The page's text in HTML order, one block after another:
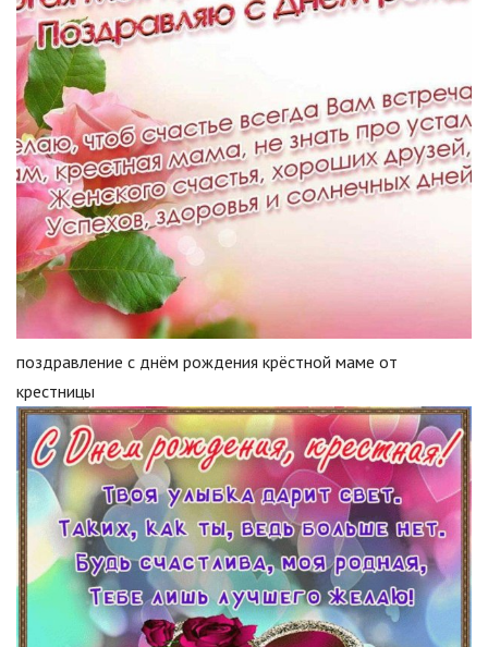
поздравление с днём рождения крёстной маме от
крестницы